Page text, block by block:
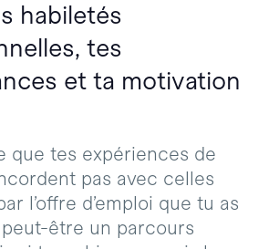
habiletés
tes
et ta motivation
que tes expériences de
pas avec celles
l’offre d’emploi que tu as
être un parcours